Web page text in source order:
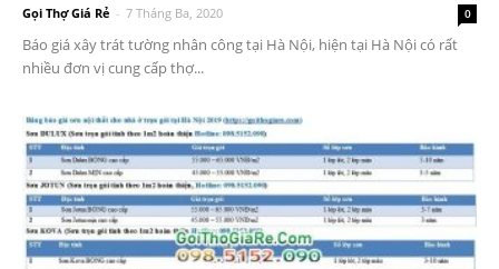
Gọi Thợ Giá Rẻ - 7 Tháng Ba, 2020 0
Báo giá xây trát tường nhân công tại Hà Nội, hiện tại Hà Nội có rất
nhiều đơn vị cung cấp thợ...